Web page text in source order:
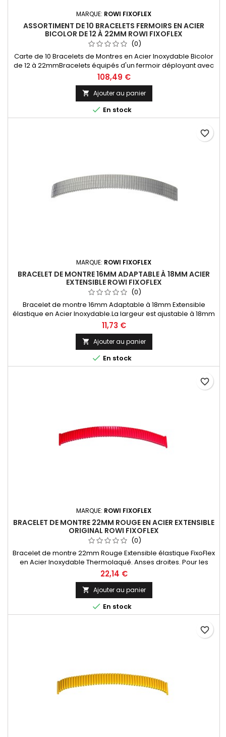
MARQUE: ROWI FIXOFLEX
ASSORTIMENT DE 10 BRACELETS FERMOIRS EN ACIER
BICOLOR DE 12 À 22MM ROWI FIXOFLEX
(0)
Carte de 10 Bracelets de Montres en Acier Inoxydable Bicolor
de 12 à 22mmBracelets équipés d'un fermoir déployant avec
ou sans sureté (Flip-Lock) ajustable.Entre-corne droits
adaptables à toutes types de marques de montres.Bracelets
Originaux de la marque ROWI FIXOFLEX Made In Germany
Since 1885
108,49 €
 Ajouter au panier
 En stock
MARQUE: ROWI FIXOFLEX
BRACELET DE MONTRE 16MM ADAPTABLE À 18MM ACIER
EXTENSIBLE ROWI FIXOFLEX
(0)
Bracelet de montre 16mm Adaptable à 18mm Extensible
élastique en Acier Inoxydable.La largeur est ajustable à 18mm
grâce aux tubes rallonges inclusS'adapte sur toutes les
marques de montres à entre-cornes droites.Bracelet Original
de la marque ROWI FIXOFLEX Made In Germany Since 1885
11,73 €
 Ajouter au panier
 En stock
favorite_border
MARQUE: ROWI FIXOFLEX
BRACELET DE MONTRE 22MM ROUGE EN ACIER EXTENSIBLE
ORIGINAL ROWI FIXOFLEX
(0)
Bracelet de montre 22mm Rouge Extensible élastique FixoFlex
en Acier Inoxydable Thermolaqué. Anses droites. Pour les
Amateurs Horlogers, l'entre-corne est sciable pour une mise
à taille personnalisée de 18 à 22mm S'adapte sur toutes les
marques de montres. Bracelet Original de la marque ROWI
FIXOFLEX Made In Germany Since 1885
22,14 €
 Ajouter au panier
 En stock
favorite_border
favorite_border